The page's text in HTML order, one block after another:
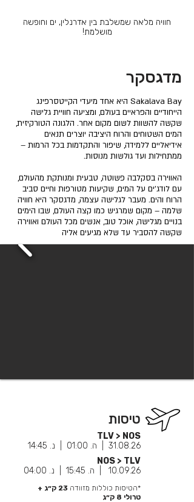
חוויה מלאה שמשלבת בין אדרנלין, ים וחופשה
מושלמת!
מדגסקר
Sakalava Bay היא אחד מיעדי הקייטסרפינג
הייחודיים והפראיים בעולם, ומציעה חוויית גלישה
שקשה להשוות לשום מקום אחר. הלגונה הטורקיזית,
המים השטוחים והרוח היציבה יוצרים תנאים
אידיאליים ללמידה, שיפור והתקדמות בכל הרמות –
ממתחילות ועד גולשות מנוסות.
האווירה בסקלבה פשוטה, טבעית ומנותקת מהעולם,
עם לודג׳ים על המים, שקיעות מטורפות וחיים סביב
הרוח והים. מעבר לגלישה עצמה, מדגסקר היא חוויה
שלמה – מקום שמרגיש כמו קצה העולם, שבו הימים
בנויים מגלישה, אוכל טוב, אנשים מכל העולם ואווירה
שקשה להסביר עד שלא מגיעים אליה
טיסות
TLV > NOS
31.08.26 | ה. 01:00 | נ. 14:45
NOS > TLV
10.09.26 | ה. 15:45 | נ. 04:00
*הטיסות כוללות מזוודה
23 ק״ג +
טרולי 8
ק״ג